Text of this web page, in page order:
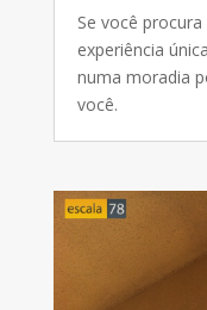
Se você
experiência
numa moradia
você.